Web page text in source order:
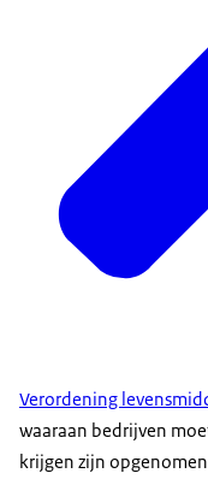
Verordening
waaraan bedrijven
krijgen zijn